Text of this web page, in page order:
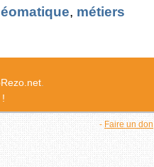
, métiers
- Faire un don